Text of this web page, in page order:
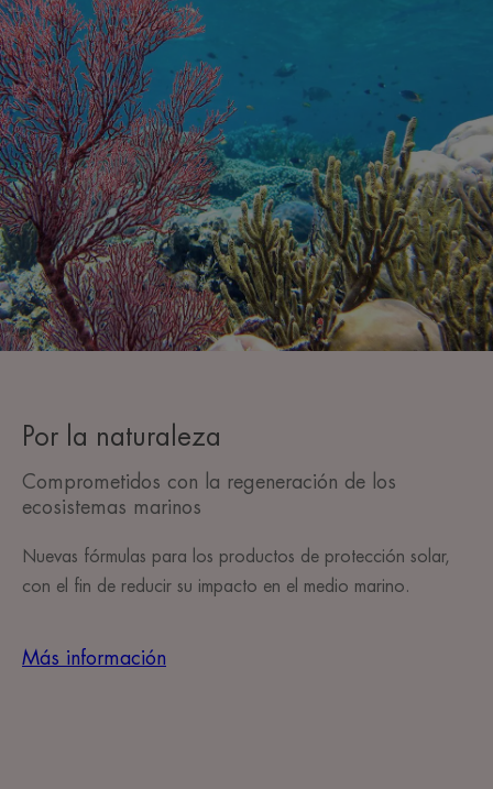
Por la naturaleza
Comprometidos con la regeneración de los
ecosistemas marinos
Nuevas fórmulas para los productos de protección solar,
con el fin de reducir su impacto en el medio marino.
Más información